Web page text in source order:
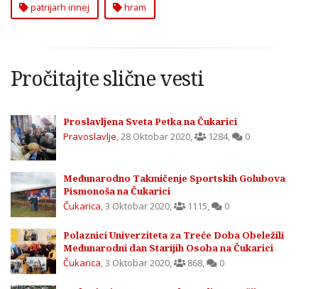
patrijarh irinej hram
Pročitajte slične vesti
Proslavljena Sveta Petka na Čukarici
Pravoslavlje,28 Oktobar 2020, 1284, 0
Međunarodno Takmičenje Sportskih Golubova
Pismonoša na Čukarici
Čukarica,3 Oktobar 2020, 1115, 0
Polaznici Univerziteta za Treće Doba Obeležili
Međunarodni dan Starijih Osoba na Čukarici
Čukarica,3 Oktobar 2020, 868, 0